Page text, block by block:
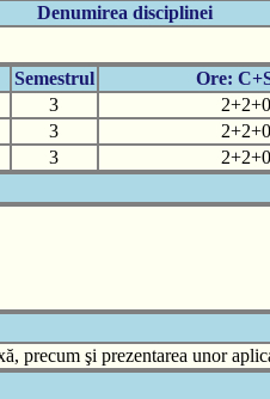
Denumirea disciplinei
Semestrul Ore:
3 2+2+0
3 2+2+0
3 2+2+0
precum şi prezentarea unor